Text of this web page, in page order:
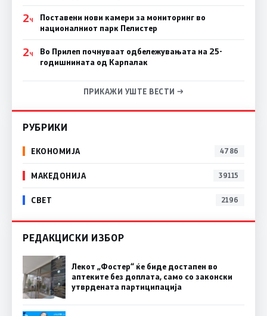
2Ч
Поставени нови камери за мониторинг во
националниот парк Пелистер
2Ч
Во Прилеп почнуваат одбележувањата на 25-
годишнината од Карпалак
ПРИКАЖИ УШТЕ ВЕСТИ →
РУБРИКИ
ЕКОНОМИЈА 4786
МАКЕДОНИЈА 39115
СВЕТ 2196
РЕДАКЦИСКИ ИЗБОР
Лекот „Фостер“ ќе биде достапен во
аптеките без доплата, само со законски
утврдената партиципација